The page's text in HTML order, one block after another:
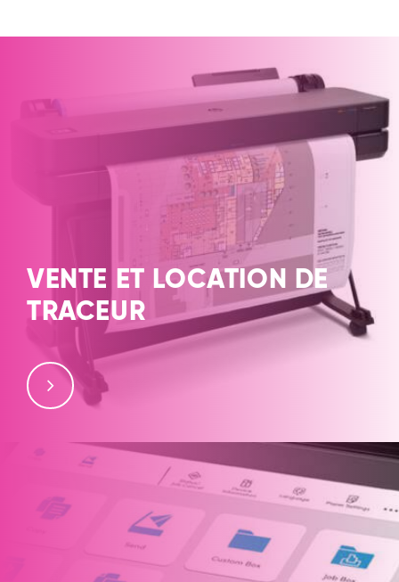
VENTE ET LOCATION DE
TRACEUR
Votre prestataire ACHATCOPIEUR.COM, vous propose
des traceurs et imprimantes grand format du A2 au
A0 sur Lyon et sa région.
ingénieurs, géomètres, bureaux d’études, cadastres et
professionnels du bâtiment pour la réalisation de
plans, plans 3D et de tracés…